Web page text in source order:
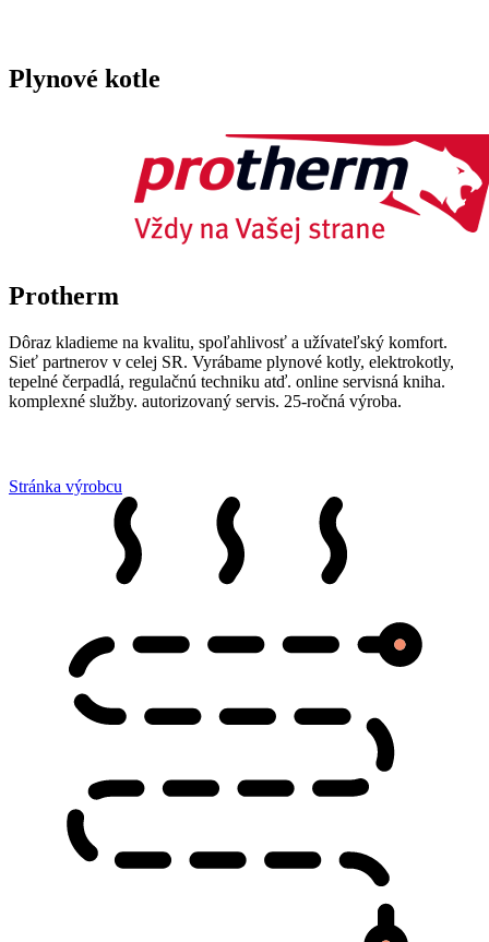
Plynové kotle
Protherm
Dôraz kladieme na kvalitu, spoľahlivosť a užívateľský komfort.
Sieť partnerov v celej SR. Vyrábame plynové kotly, elektrokotly,
tepelné čerpadlá, regulačnú techniku atď. online servisná kniha.
komplexné služby. autorizovaný servis. 25-ročná výroba.
Stránka výrobcu